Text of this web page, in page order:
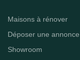
Maisons à rénover
Déposer une annonce
Showroom